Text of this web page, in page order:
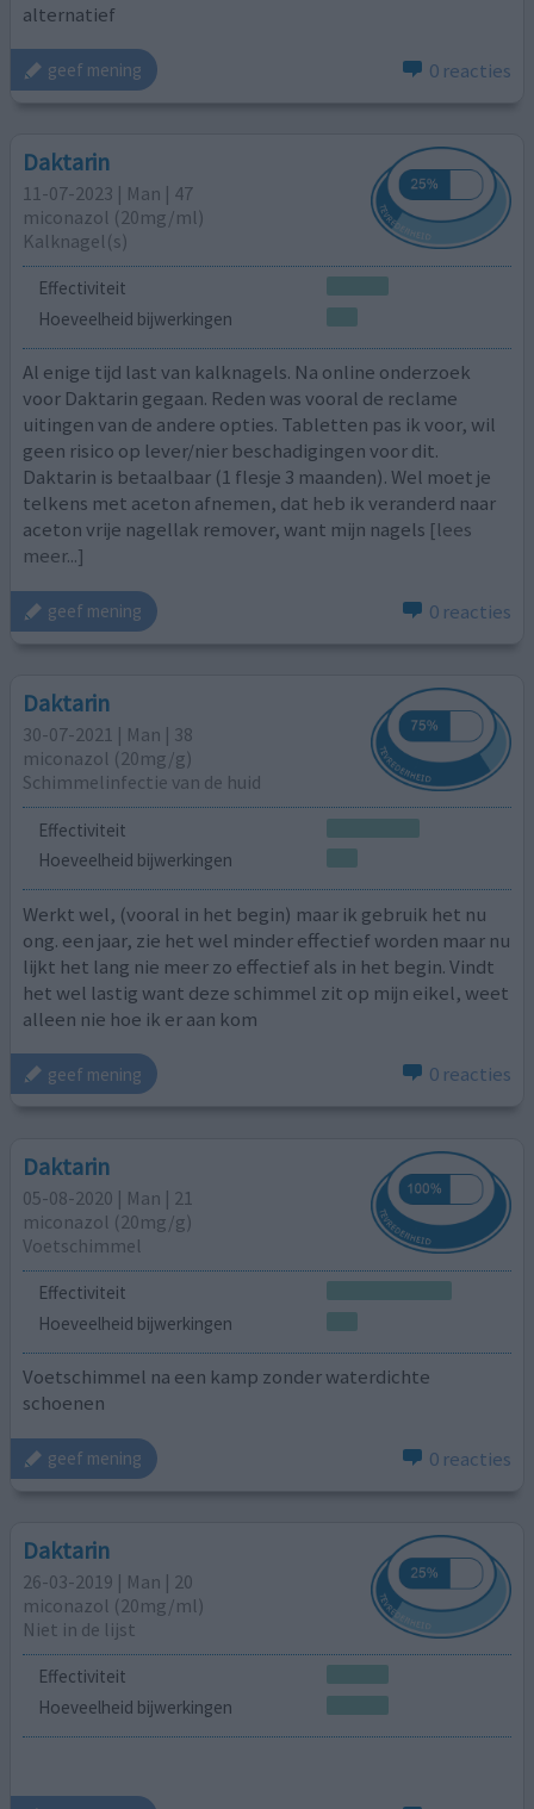
alternatief
geef mening 0 reacties
Daktarin
11-07-2023 | Man | 47
miconazol (20mg/ml)
Kalknagel(s)
Effectiviteit
Hoeveelheid bijwerkingen
Al enige tijd last van kalknagels. Na online onderzoek
voor Daktarin gegaan. Reden was vooral de reclame
uitingen van de andere opties. Tabletten pas ik voor, wil
geen risico op lever/nier beschadigingen voor dit.
Daktarin is betaalbaar (1 flesje 3 maanden). Wel moet je
telkens met aceton afnemen, dat heb ik veranderd naar
aceton vrije nagellak remover, want mijn nagels [lees
meer...]
geef mening 0 reacties
Daktarin
30-07-2021 | Man | 38
miconazol (20mg/g)
Schimmelinfectie van de huid
Effectiviteit
Hoeveelheid bijwerkingen
Werkt wel, (vooral in het begin) maar ik gebruik het nu
ong. een jaar, zie het wel minder effectief worden maar nu
lijkt het lang nie meer zo effectief als in het begin. Vindt
het wel lastig want deze schimmel zit op mijn eikel, weet
alleen nie hoe ik er aan kom
geef mening 0 reacties
Daktarin
05-08-2020 | Man | 21
miconazol (20mg/g)
Voetschimmel
Effectiviteit
Hoeveelheid bijwerkingen
Voetschimmel na een kamp zonder waterdichte
schoenen
geef mening 0 reacties
Daktarin
26-03-2019 | Man | 20
miconazol (20mg/ml)
Niet in de lijst
Effectiviteit
Hoeveelheid bijwerkingen